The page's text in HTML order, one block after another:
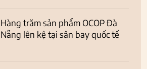
Hàng trăm sản phẩm OCOP Đà
Nẵng lên kệ tại sân bay quốc tế